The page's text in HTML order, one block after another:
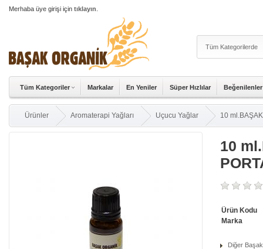
Merhaba üye girişi için tıklayın
Tüm Kategoriler Markalar En Yeniler Süper Hızlılar Beğenilenler
Ürünler Aromaterapi Yağları Uçucu Yağlar 10
10
Ürün Kodu
Marka
Diğer